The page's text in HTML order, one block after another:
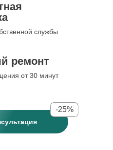
службы
ремонт
от 30 минут
-25%